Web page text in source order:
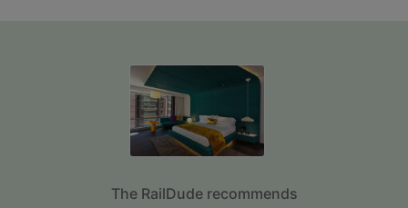
The RailDude recommends